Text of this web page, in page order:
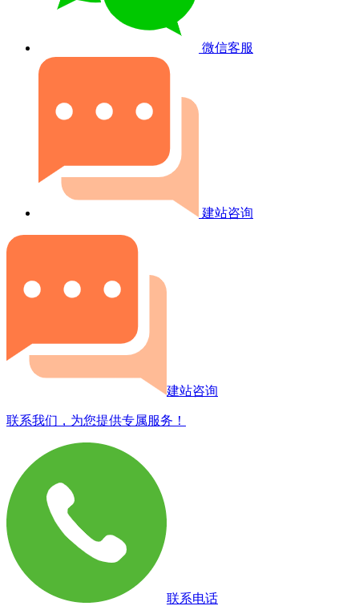
微信客服
建站咨询
建站咨询
联系我们，为您提供专属服务！
联系电话